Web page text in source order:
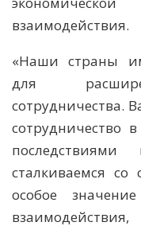
взаимодействия.
«Наши страны
для
сотрудничества.
сотрудничество
сталкиваемся
особое